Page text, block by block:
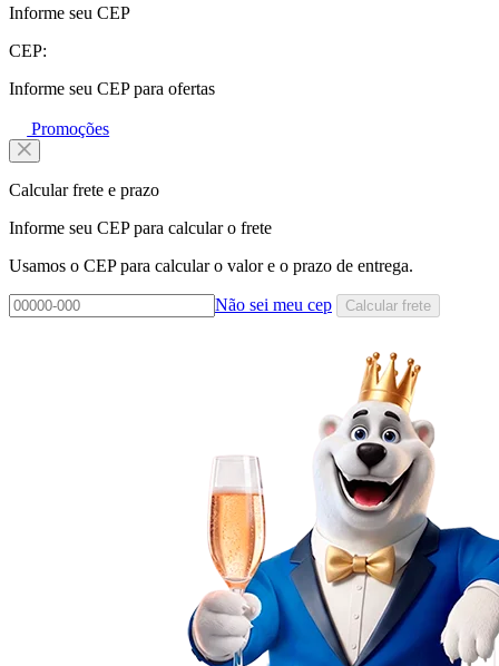
Informe seu CEP
CEP:
Informe seu CEP para ofertas
Promoções
Calcular frete e prazo
Informe seu CEP para calcular o frete
Usamos o CEP para calcular o valor e o prazo de entrega.
Não sei meu cep Calcular frete